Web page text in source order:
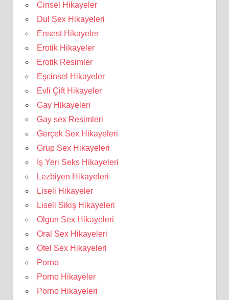
Cinsel Hikayeler
Dul Sex Hikayeleri
Ensest Hikayeler
Erotik Hikayeler
Erotik Resimler
Eşcinsel Hikayeler
Evli Çift Hikayeler
Gay Hikayeleri
Gay sex Resimleri
Gerçek Sex Hikayeleri
Grup Sex Hikayeleri
İş Yeri Seks Hikayeleri
Lezbiyen Hikayeleri
Liseli Hikayeler
Liseli Sikiş Hikayeleri
Olgun Sex Hikayeleri
Oral Sex Hikayeleri
Otel Sex Hikayeleri
Porno
Porno Hikayeler
Porno Hikayeleri